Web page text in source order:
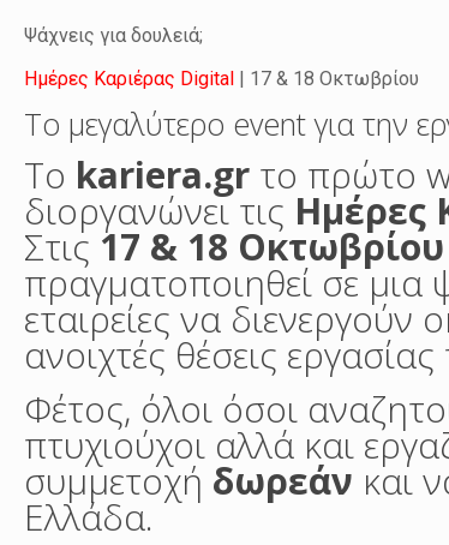
Ψάχνεις για δουλειά;
Ημέρες Καριέρας Digital
| 17 & 18 Οκτωβρίου
Το μεγαλύτερο event για την
Το kariera.gr το πρώτο
διοργανώνει τις Ημέρες
Στις 17 & 18 Οκτωβρίου
πραγματοποιηθεί σε
εταιρείες να διενεργούν
ανοιχτές θέσεις εργασίας
Φέτος, όλοι όσοι
πτυχιούχοι αλλά και
συμμετοχή δωρεάν και
Ελλάδα.